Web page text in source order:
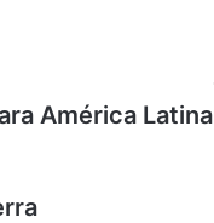
América Latina